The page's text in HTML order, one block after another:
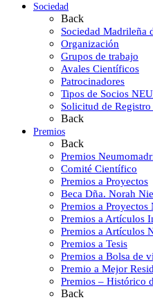
Sociedad
Back
Sociedad Madrileña
Organización
Grupos de trabajo
Avales Científicos
Patrocinadores
Tipos de Socios
Solicitud de Registro
Back
Premios
Back
Premios
Comité Científico
Premios a Proyectos
Beca Dña. Norah
Premios a Proyectos
Premios a Artículos
Premios a Artículos
Premios a Tesis
Premios a Bolsa de
Premio a Mejor
Premios – Histórico
Back